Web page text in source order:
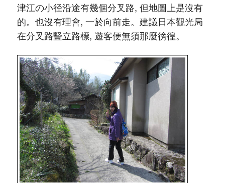
津江の小径沿途有幾個分叉路, 但地圖上是沒有
的。也沒有理會, 一於向前走。建議日本觀光局
在分叉路豎立路標, 遊客便無須那麼徬徨。